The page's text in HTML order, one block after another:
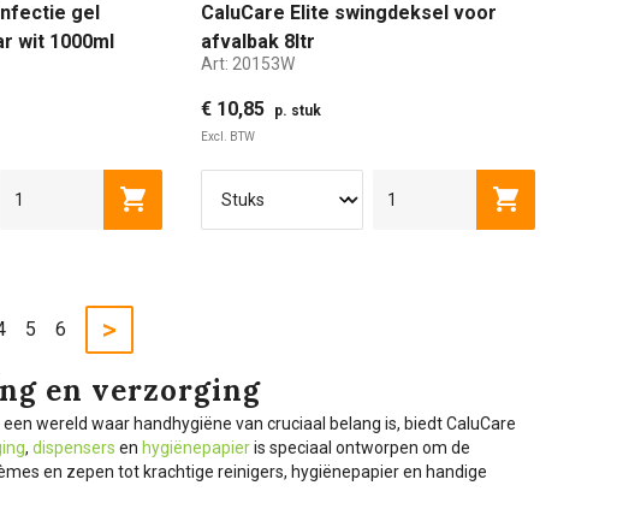
gel
wit 1000ml
Toevoegen aan winkelwagen
CaluCare Elite swingdeksel voor
afvalbak 8ltr
Art: 20153W
€ 10,85 p. stuk
Excl. BTW
Toevoegen
5 6 >
en verzorging
wereld waar handhygiëne van cruciaal belang is, biedt CaluCare
, dispensers en hygiënepapieris speciaal ontworpen om de
en zepen tot krachtige reinigers, hygiënepapier en handige